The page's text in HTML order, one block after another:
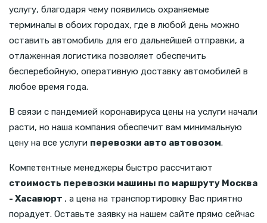
услугу, благодаря чему появились охраняемые
терминалы в обоих городах, где в любой день можно
оставить автомобиль для его дальнейшей отправки, а
отлаженная логистика позволяет обеспечить
бесперебойную, оперативную доставку автомобилей в
любое время года.
В связи с пандемией коронавируса цены на услуги начали
расти, но наша компания обеспечит вам минимальную
цену на все услуги перевозки авто автовозом.
Компетентные менеджеры быстро рассчитают
стоимость перевозки машины по маршруту Москва
- Хасавюрт , а цена на транспортировку Вас приятно
порадует. Оставьте заявку на нашем сайте прямо сейчас